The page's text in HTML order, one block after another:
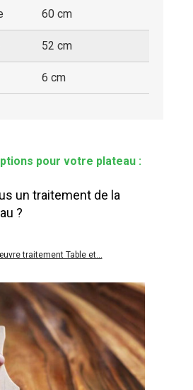
60 cm
52 cm
6 cm
pour votre plateau :
un traitement de la
?
traitement Table et...